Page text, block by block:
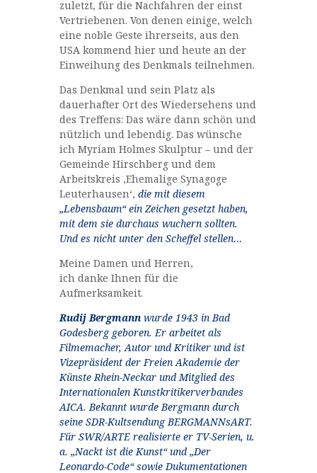
zuletzt, für die Nachfahren der einst
Vertriebenen. Von denen einige, welch
eine noble Geste ihrerseits, aus den
USA kommend hier und heute an der
Einweihung des Denkmals teilnehmen.
Das Denkmal und sein Platz als
dauerhafter Ort des Wiedersehens und
des Treffens: Das wäre dann schön und
nützlich und lebendig. Das wünsche
ich Myriam Holmes Skulptur – und der
Gemeinde Hirschberg und dem
Arbeitskreis ‚Ehemalige Synagoge
Leuterhausen‘, die mit diesem
„Lebensbaum“ ein Zeichen gesetzt haben,
mit dem sie durchaus wuchern sollten.
Und es nicht unter den Scheffel stellen…
Meine Damen und Herren,
ich danke Ihnen für die
Aufmerksamkeit.
Rudij Bergmann wurde 1943 in Bad
Godesberg geboren. Er arbeitet als
Filmemacher, Autor und Kritiker und ist
Vizepräsident der Freien Akademie der
Künste Rhein-Neckar und Mitglied des
Internationalen Kunstkritikerverbandes
AICA. Bekannt wurde Bergmann durch
seine SDR-Kultsendung BERGMANNsART.
Für SWR/ARTE realisierte er TV-Serien, u.
a. „Nackt ist die Kunst“ und „Der
Leonardo-Code“ sowie Dukumentationen